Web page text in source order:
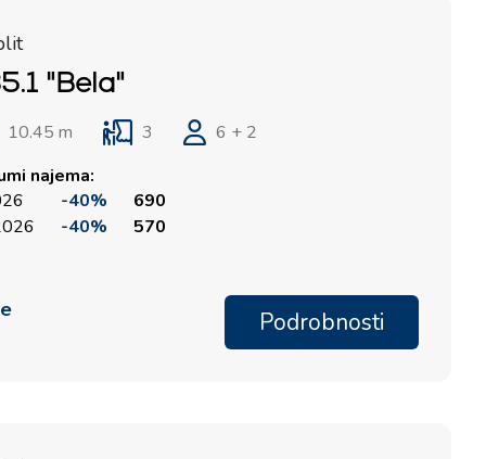
"Bela"
10.45 m 3
6 + 2
najema:
-40%
690
-40% 570
Podrobnosti